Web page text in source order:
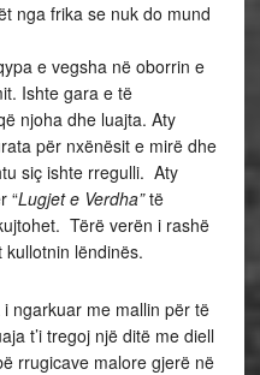
nga frika se nuk do mund
e vegsha në oborrin e
Ishte gara e të
njoha dhe luajta. Aty
për nxënësit e mirë dhe
siç ishte rregulli. Aty
“Lugjet e Verdha”të
Tërë verën i rashë
lëndinës.
ngarkuar me mallin për të
t’i tregoj një ditë me diell
rrugicave malore gjerë në